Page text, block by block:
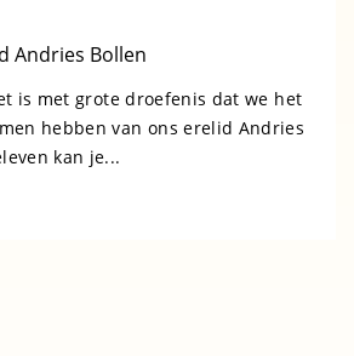
Andries Bollen
is met grote droefenis dat we het
hebben van ons erelid Andries
kan je...